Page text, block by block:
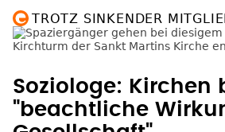
"beachtliche
Gesellschaft"
Seitennummerierung
Seite 1
Seite nächste Seite ›